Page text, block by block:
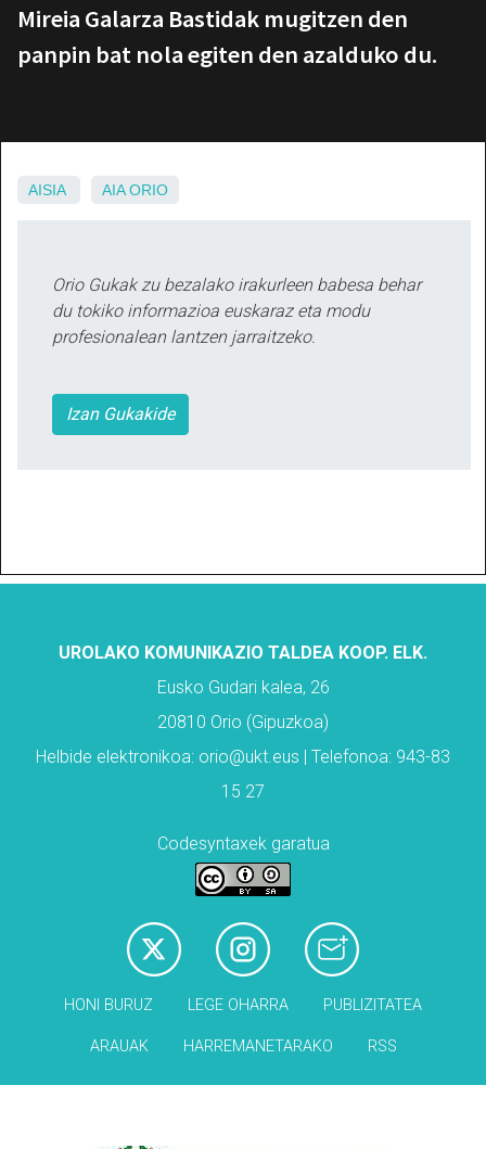
Mireia Galarza Bastidak mugitzen den
panpin bat nola egiten den azalduko du.
AISIA AIA ORIO
Orio Gukak zu bezalako irakurleen babesa behar
du tokiko informazioa euskaraz eta modu
profesionalean lantzen jarraitzeko.
Izan Gukakide
UROLAKO KOMUNIKAZIO TALDEA KOOP. ELK.
Eusko Gudari kalea, 26
20810 Orio (Gipuzkoa)
Helbide elektronikoa: orio@ukt.eus | Telefonoa: 943-83
15 27
Codesyntaxek garatua
HONI BURUZ LEGE OHARRA PUBLIZITATEA
ARAUAK HARREMANETARAKO RSS